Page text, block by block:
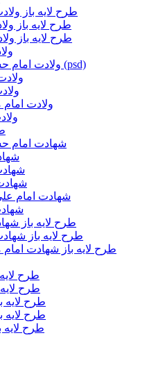
طرح لایه باز
طرح لایه باز
طرح لایه باز
ولادت امام حسن عسکری (psd)
ولادت
شهادت امام
شهادت امام
طرح لایه باز
طرح لایه باز
طرح لایه باز شهادت
طرح
طرح
طرح لایه
طرح لایه
طرح لایه